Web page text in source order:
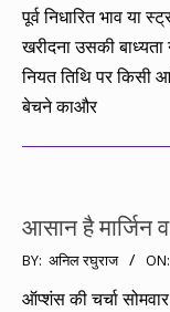
पूर्व निधारित भाव या
खरीदना उसकी
नियत तिथि पर किसी
बेचने काऔर
आसान है मार्जिन
2020-
04-
BY: अनिल रघुराज ON:
ऑप्शंस की चर्चा